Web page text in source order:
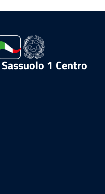
1 Centro